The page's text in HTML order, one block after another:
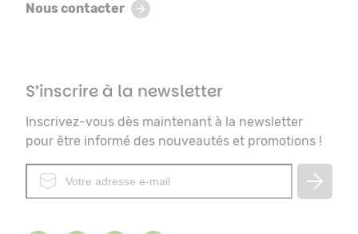
Nous contacter
S’inscrire à la newsletter
Inscrivez-vous dès maintenant à la newsletter
pour être informé des nouveautés et promotions !